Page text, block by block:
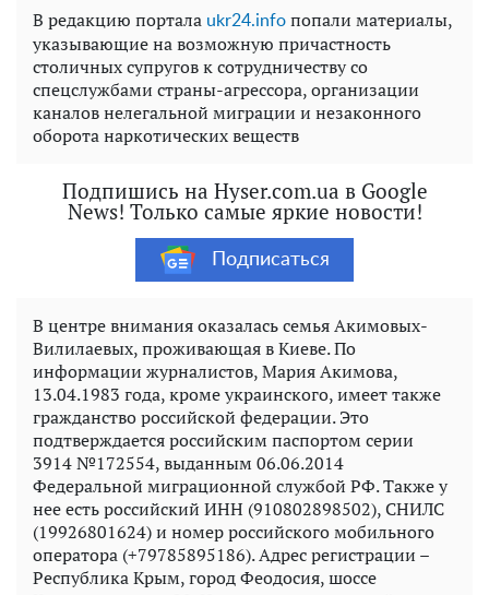
В редакцию портала ukr24.info попали материалы,
указывающие на возможную причастность
столичных супругов к сотрудничеству со
спецслужбами страны-агрессора, организации
каналов нелегальной миграции и незаконного
оборота наркотических веществ
Подпишись на Hyser.com.ua в Google
News! Только самые яркие новости!
Подписаться
В центре внимания оказалась семья Акимовых-
Вилилаевых, проживающая в Киеве. По
информации журналистов, Мария Акимова,
13.04.1983 года, кроме украинского, имеет также
гражданство российской федерации. Это
подтверждается российским паспортом серии
3914 №172554, выданным 06.06.2014
Федеральной миграционной службой РФ. Также у
нее есть российский ИНН (910802898502), СНИЛС
(19926801624) и номер российского мобильного
оператора (+79785895186). Адрес регистрации –
Республика Крым, город Феодосия, шоссе